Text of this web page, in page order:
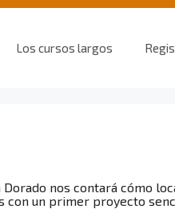
Los cursos largos
Dorado nos contará cómo
con un primer proyecto